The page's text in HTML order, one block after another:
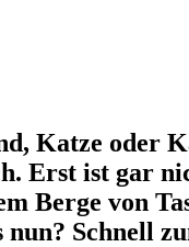
Katze oder
Erst ist gar
Berge von
nun? Schnell